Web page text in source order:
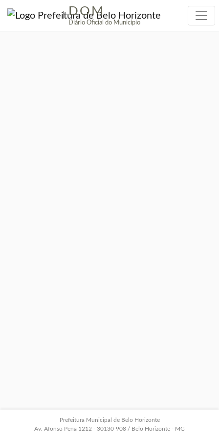
| DOM
Diário Oficial do Município
Prefeitura Municipal de Belo Horizonte
Av. Afonso Pena 1212 - 30130-908 / Belo Horizonte - MG